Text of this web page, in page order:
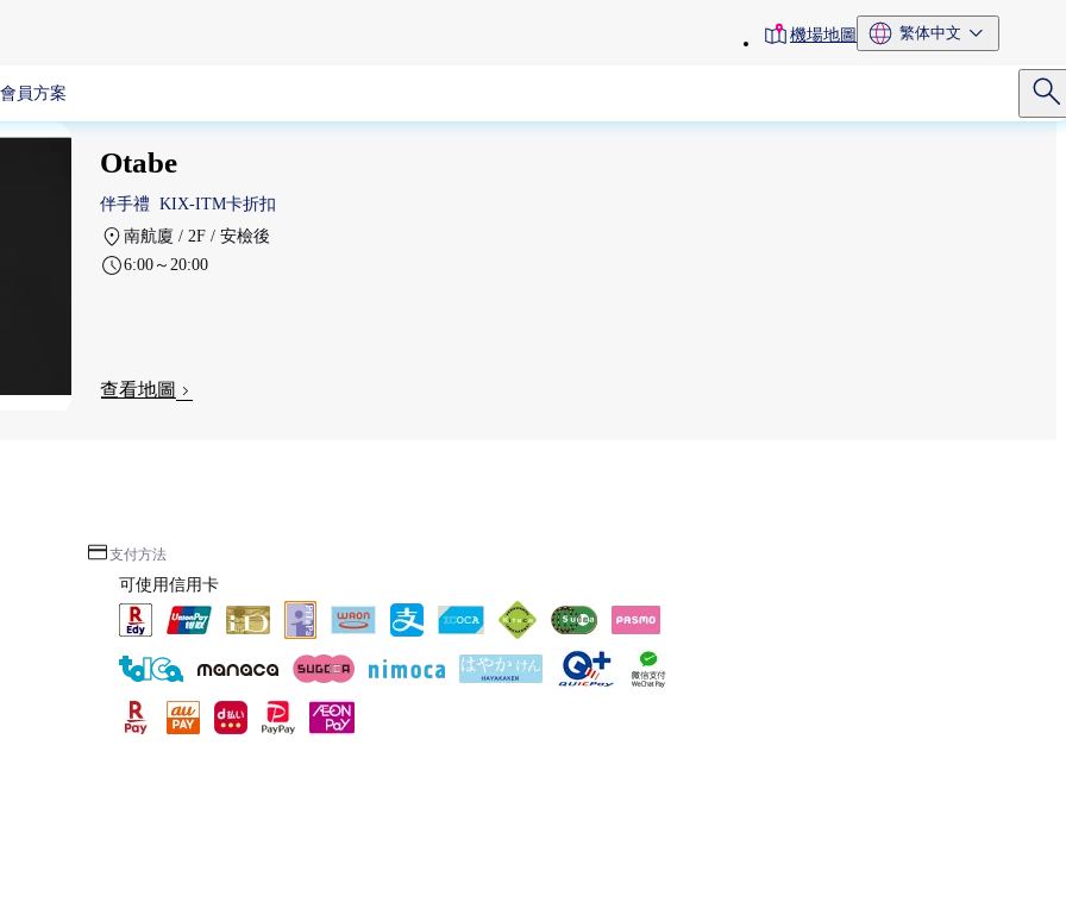
toolbar機場地圖 繁体中文
員方案
Otabe
伴手禮 KIX-ITM卡折扣
南航廈 / 2F / 安檢後
6:00～20:00
查看地圖
支付方法
可使用信用卡